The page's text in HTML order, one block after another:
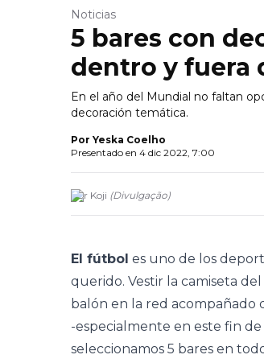
Noticias
5 bares con
dentro y fuera
En el año del Mundial no faltan
decoración temática.
Por Yeska Coelho
Presentado en 4 dic 2022, 7:00
Por Koji (Divulgação)
El fútbol es uno de los
querido. Vestir la camiseta
balón en la red acompañado
-especialmente en este fin de
seleccionamos 5 bares en